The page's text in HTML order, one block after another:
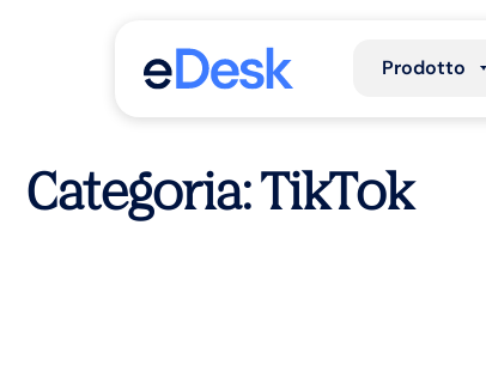
Prodotto
Categoria: TikTok